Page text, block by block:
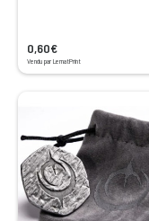
0,60€
Vendu par LematPrint